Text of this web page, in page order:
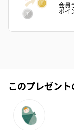
会員
ポイ
このプレゼン